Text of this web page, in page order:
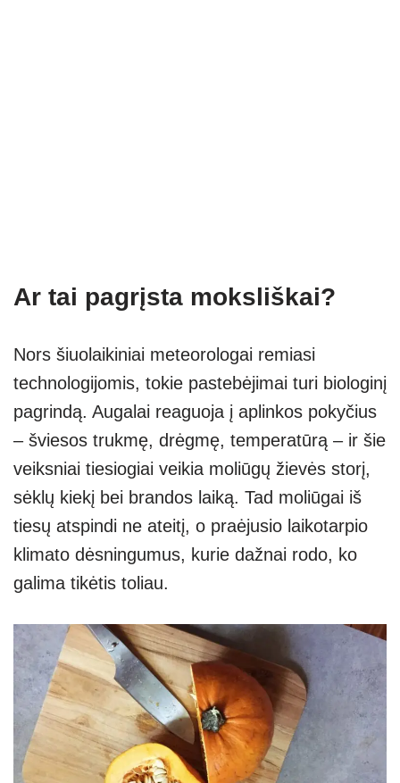
Ar tai pagrįsta moksliškai?
Nors šiuolaikiniai meteorologai remiasi
technologijomis, tokie pastebėjimai turi biologinį
pagrindą. Augalai reaguoja į aplinkos pokyčius
– šviesos trukmę, drėgmę, temperatūrą – ir šie
veiksniai tiesiogiai veikia moliūgų žievės storį,
sėklų kiekį bei brandos laiką. Tad moliūgai iš
tiesų atspindi ne ateitį, o praėjusio laikotarpio
klimato dėsningumus, kurie dažnai rodo, ko
galima tikėtis toliau.